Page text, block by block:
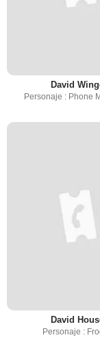
David
Personaje : Phone
David
Personaje :